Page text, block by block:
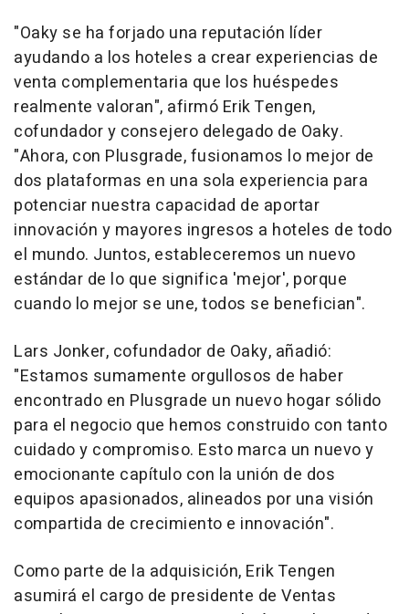
"Oaky se ha forjado una reputación líder
ayudando a los hoteles a crear experiencias de
venta complementaria que los huéspedes
realmente valoran", afirmó Erik Tengen,
cofundador y consejero delegado de Oaky.
"Ahora, con Plusgrade, fusionamos lo mejor de
dos plataformas en una sola experiencia para
potenciar nuestra capacidad de aportar
innovación y mayores ingresos a hoteles de todo
el mundo. Juntos, estableceremos un nuevo
estándar de lo que significa 'mejor', porque
cuando lo mejor se une, todos se benefician".
Lars Jonker, cofundador de Oaky, añadió:
"Estamos sumamente orgullosos de haber
encontrado en Plusgrade un nuevo hogar sólido
para el negocio que hemos construido con tanto
cuidado y compromiso. Esto marca un nuevo y
emocionante capítulo con la unión de dos
equipos apasionados, alineados por una visión
compartida de crecimiento e innovación".
Como parte de la adquisición, Erik Tengen
asumirá el cargo de presidente de Ventas